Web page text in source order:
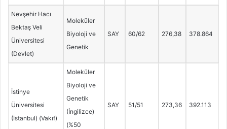
Nevşehir Hacı
Bektaş Veli
Üniversitesi
(Devlet)
Moleküler
Biyoloji ve
Genetik
SAY 60/62 276,38 378.864
İstinye
Üniversitesi
(İstanbul) (Vakıf)
Moleküler
Biyoloji ve
Genetik
(İngilizce)
(%50
SAY 51/51 273,36 392.113